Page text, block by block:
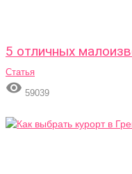
5 отличных
Статья
 59039